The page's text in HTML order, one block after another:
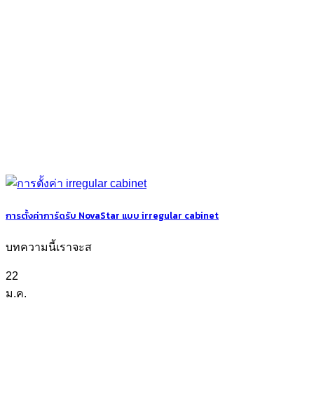
การตั้งค่าการ์ดรับ NovaStar แบบ irregular cabinet
บทความนี้เราจะส
22
ม.ค.